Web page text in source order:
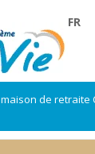
FR
maison de retraite